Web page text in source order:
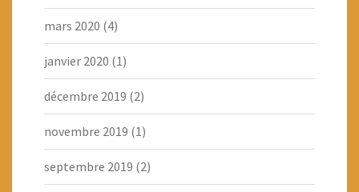
mars 2020 (4)
janvier 2020 (1)
décembre 2019 (2)
novembre 2019 (1)
septembre 2019 (2)